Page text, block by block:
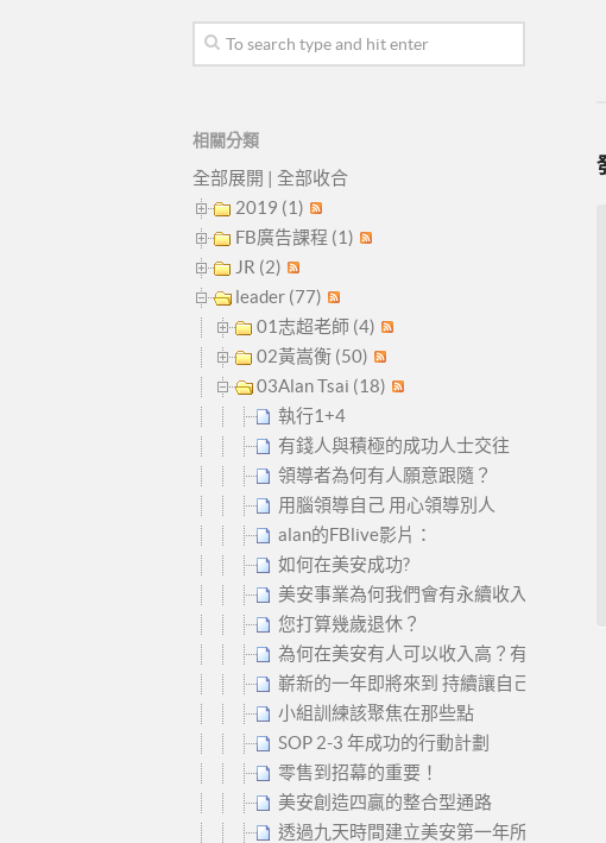
相關分類
全部展開 | 全部收合
2019 (1)
FB廣告課程 (1)
JR (2)
leader (77)
01志超老師 (4)
02黃嵩衡 (50)
03Alan Tsai (18)
執行1+4
有錢人與積極的成功人士交往
領導者為何有人願意跟隨？
用腦領導自己 用心領導別人
alan的FBlive影片：
如何在美安成功?
美安事業為何我們會有永續收入?
您打算幾歲退休？
為何在美安有人可以收入高？有人不能？
嶄新的一年即將來到 持續讓自己在2-3年
小組訓練該聚焦在那些點
SOP 2-3 年成功的行動計劃
零售到招幕的重要！
美安創造四贏的整合型通路
透過九天時間建立美安第一年所需的正確